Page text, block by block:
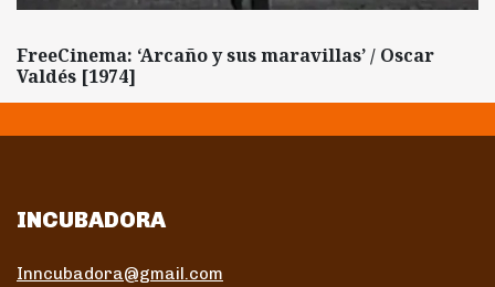
FreeCinema: ‘Arcaño y sus maravillas’ / Oscar
Valdés [1974]
INCUBADORA
Inncubadora@gmail.com